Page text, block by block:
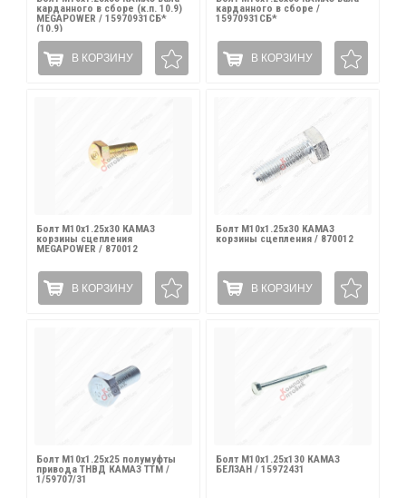
карданного в сборе (к.п. 10.9)
MEGAPOWER / 15970931СБ*
(10.9)
В КОРЗИНУ
карданного в сборе /
15970931СБ*
В КОРЗИНУ
Болт М10х1.25х30 КАМАЗ
корзины сцепления
MEGAPOWER / 870012
В КОРЗИНУ
Болт М10х1.25х30 КАМАЗ
корзины сцепления / 870012
В КОРЗИНУ
Болт М10х1.25х25 полумуфты
привода ТНВД КАМАЗ ТТМ /
1/59707/31
Болт М10х1.25х130 КАМАЗ
БЕЛЗАН / 15972431